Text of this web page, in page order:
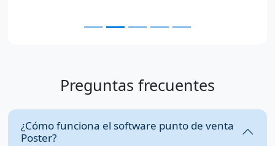
Preguntas frecuentes
¿Cómo funciona el software punto de venta
Poster?